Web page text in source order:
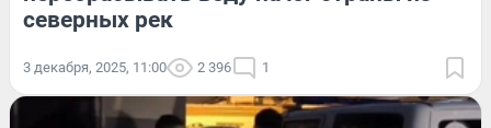
северных рек
3 декабря, 2025, 11:00 2 396 1